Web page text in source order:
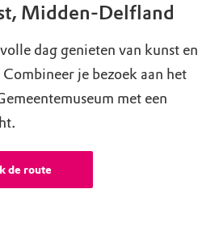
Midden-Delfland
volle dag genieten van kunst en
je bezoek aan het
met een
de route